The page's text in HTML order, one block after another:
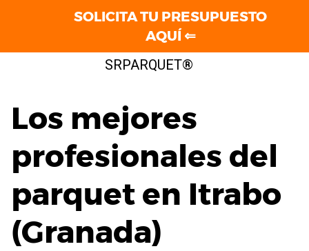
SRPARQUET®
Los mejores
profesionales del
parquet en Itrabo
(Granada)
SOLICITA TU PRESUPUESTO
AQUÍ ⇐